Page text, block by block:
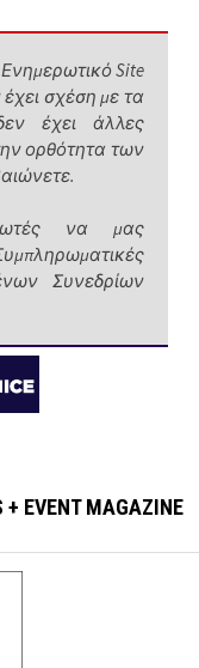
Site
σχέση με τα
έχει άλλες
ορθότητα των
να μας
Συνεδρίων
EVENT MAGAZINE